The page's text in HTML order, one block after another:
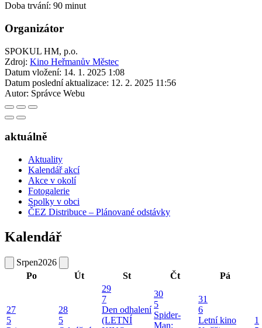
Doba trvání: 90 minut
Organizátor
SPOKUL HM, p.o.
Zdroj: Kino Heřmanův Městec
Datum vložení: 14. 1. 2025 1:08
Datum poslední aktualizace: 12. 2. 2025 11:56
Autor: Správce Webu
aktuálně
Aktuality
Kalendář akcí
Akce v okolí
Fotogalerie
Spolky v obci
ČEZ Distribuce – Plánované odstávky
Kalendář
Srpen2026
Po
Út St Čt Pá
27
5
28
5
29
7
Den odhalení
(LETNÍ
30
5
Spider-
Man:
31
6
Letní kino
1